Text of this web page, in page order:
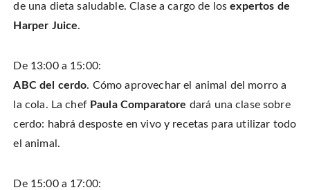
de una dieta saludable. Clase a cargo de losexpertos de
Harper Juice.
De 13:00 a 15:00:
ABC del cerdo. Cómo aprovechar el animal del morro a
la cola. La chef Paula Comparatore dará una clase sobre
cerdo: habrá desposte en vivo y recetas para utilizar todo
el animal.
De 15:00 a 17:00: